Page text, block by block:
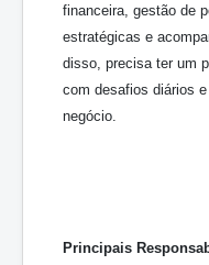
financeira, gestão de
estratégicas e
disso, precisa ter um
com desafios diários
negócio.
Principais